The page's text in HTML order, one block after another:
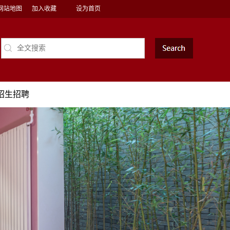
设为首页
加入收藏
站地图
生招聘